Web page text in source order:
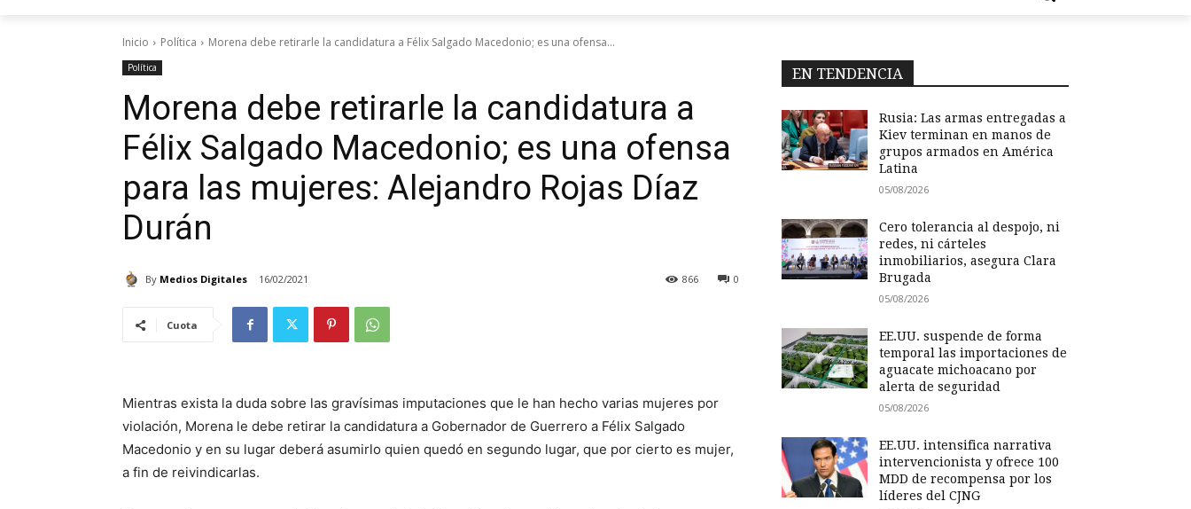
Inicio Política Morena debe retirarle la candidatura a Félix Salgado Macedonio; es una ofensa...
Política
Morena debe retirarle la candidatura a
Félix Salgado Macedonio; es una ofensa
para las mujeres: Alejandro Rojas Díaz
Durán
By Medios Digitales 16/02/2021 0
866
Cuota
Mientras exista la duda sobre las gravísimas imputaciones que le han hecho varias mujeres por
violación, Morena le debe retirar la candidatura a Gobernador de Guerrero a Félix Salgado
Macedonio y en su lugar deberá asumirlo quien quedó en segundo lugar, que por cierto es mujer,
a fin de reivindicarlas.
EN TENDENCIA
Rusia: Las armas entregadas a
Kiev terminan en manos de
grupos armados en América
Latina
05/08/2026
Cero tolerancia al despojo, ni
redes, ni cárteles
inmobiliarios, asegura Clara
Brugada
05/08/2026
EE.UU. suspende de forma
temporal las importaciones de
aguacate michoacano por
alerta de seguridad
05/08/2026
EE.UU. intensifica narrativa
intervencionista y ofrece 100
MDD de recompensa por los
líderes del CJNG